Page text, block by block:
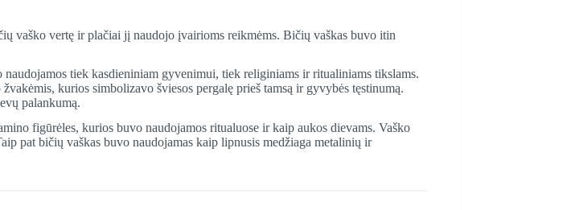
vaško vertę ir plačiai jį naudojo įvairioms reikmėms. Bičių vaškas buvo itin
tiek kasdieniniam gyvenimui, tiek religiniams ir ritualiniams tikslams.
kurios simbolizavo šviesos pergalę prieš tamsą ir gyvybės tęstinumą.
palankumą.
figūrėles, kurios buvo naudojamos ritualuose ir kaip aukos dievams. Vaško
pat bičių vaškas buvo naudojamas kaip lipnusis medžiaga metalinių ir